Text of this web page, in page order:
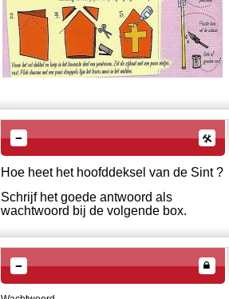
Hoe heet het hoofddeksel van de Sint ?
Schrijf het goede antwoord als
wachtwoord bij de volgende box.